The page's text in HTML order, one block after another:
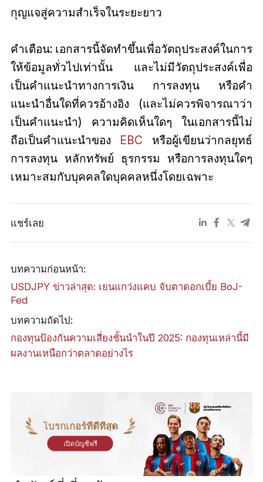
กุญแจสู่ความสำเร็จในระยะยาว
คำเตือน: เอกสารนี้จัดทำขึ้นเพื่อวัตถุประสงค์ในการ
ให้ข้อมูลทั่วไปเท่านั้น และไม่มีวัตถุประสงค์เพื่อ
เป็นคำแนะนำทางการเงิน การลงทุน หรือคำ
แนะนำอื่นใดที่ควรอ้างอิง (และไม่ควรพิจารณาว่า
เป็นคำแนะนำ) ความคิดเห็นใดๆ ในเอกสารนี้ไม่
ถือเป็นคำแนะนำของ
EBC หรือผู้เขียนว่ากลยุทธ์
การลงทุน หลักทรัพย์ ธุรกรรม หรือการลงทุนใดๆ
เหมาะสมกับบุคคลใดบุคคลหนึ่งโดยเฉพาะ
แชร์เลย
บทความก่อนหน้า:
USDJPY ข่าวล่าสุด: เยนแกว่งแคบ จับตาดอกเบี้ย BoJ-
Fed
บทความถัดไป:
กองทุนป้องกันความเสี่ยงชั้นนำในปี 2025: กองทุนเหล่านี้มี
ผลงานเหนือกว่าตลาดอย่างไร
โบรกเกอร์ที่ดีที่สุด
เปิดบัญชีฟรี